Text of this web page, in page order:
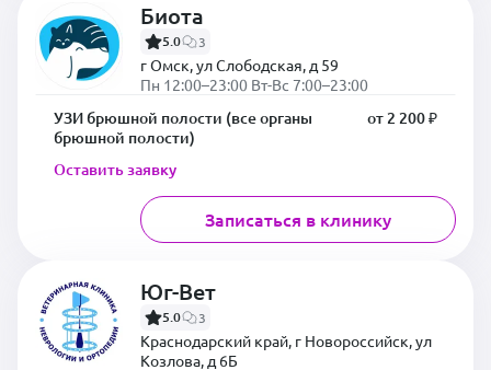
Биота
5.0 3
г Омск, ул Слободская, д 59
Пн 12:00–23:00 Вт-Вс 7:00–23:00
УЗИ брюшной полости (все органы
брюшной полости)
от 2 200 ₽
Оставить заявку
Записаться в клинику
Юг-Вет
5.0 3
Краснодарский край, г Новороссийск, ул
Козлова, д 6Б